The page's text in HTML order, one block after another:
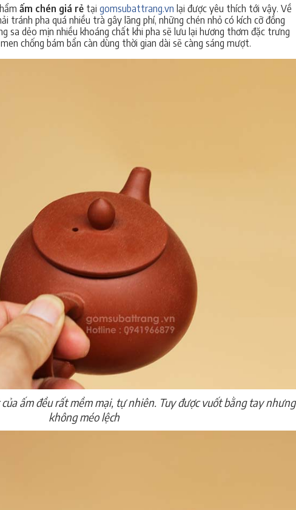
ấm chén giá rẻ tại gomsubattrang.vn lại được yêu thích tới vậy. Về
tránh pha quá nhiều trà gây lãng phí, những chén nhỏ có kích cỡ đồng
sa dẻo mịn nhiều khoáng chất khi pha sẽ lưu lại hương thơm đặc trưng
chống bám bẩn càn dùng thời gian dài sẽ càng sáng mượt.
ấm đều rất mềm mại, tự nhiên. Tuy được vuốt bằng tay nhưng
không méo lệch